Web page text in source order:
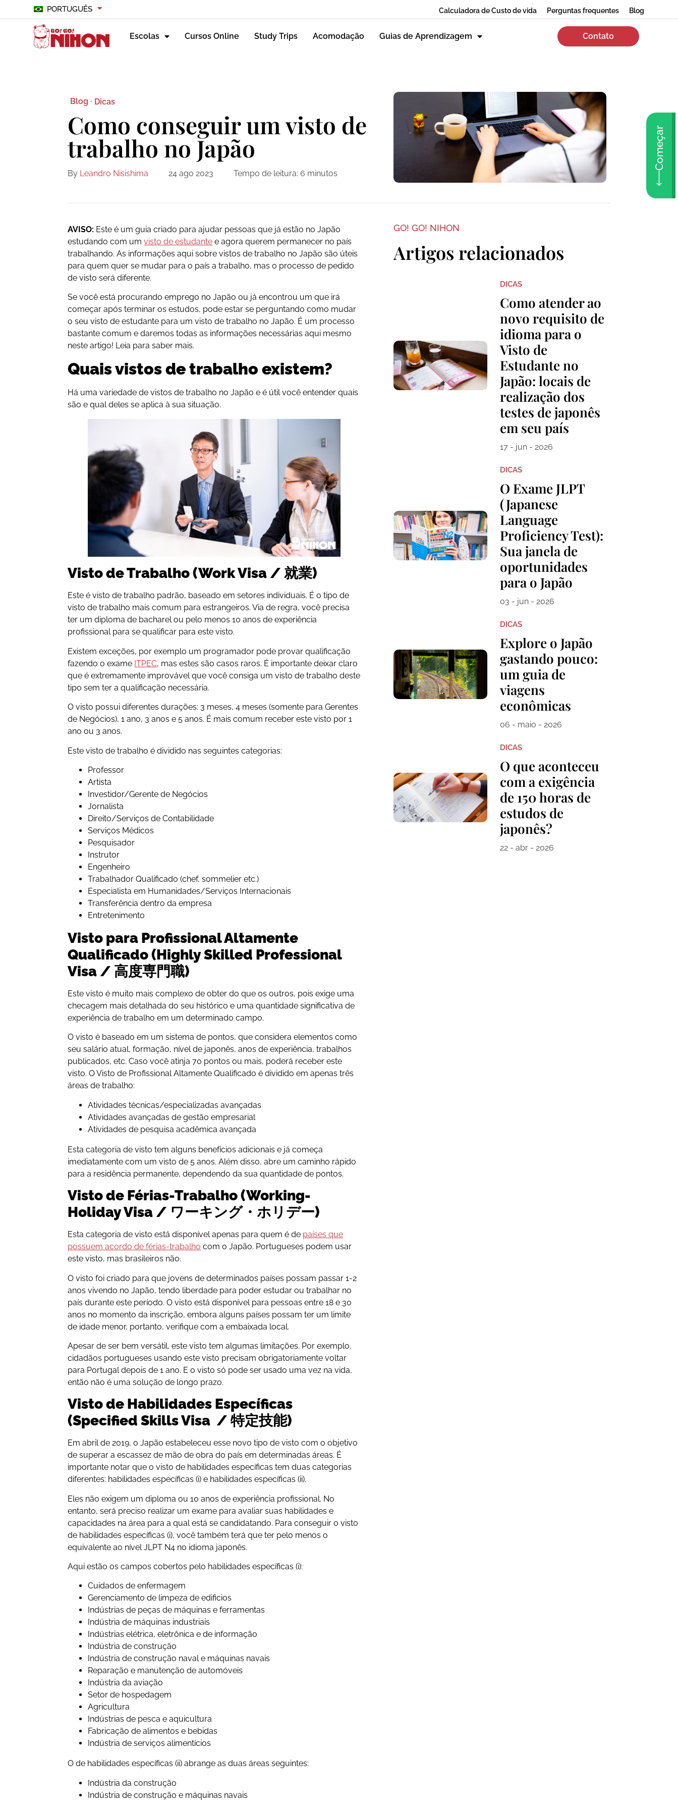
PORTUGUÊS Calculadora de Custo de vida Perguntas frequentes Blog
Escolas Cursos Online Study Trips Acomodação Guias de Aprendizagem Contato
Começar
Blog · Dicas
Como conseguir um visto de
trabalho no Japão
By Leandro Nisishima 24 ago 2023 Tempo de leitura: 6 minutos
AVISO: Este é um guia criado para ajudar pessoas que já estão no Japão
estudando com umvisto de estudante e agora querem permanecer no país
trabalhando. As informações aqui sobre vistos de trabalho no Japão são úteis
para quem quer se mudar para o país a trabalho, mas o processo de pedido
de visto será diferente.
Se você está procurando emprego no Japão ou já encontrou um que irá
começar após terminar os estudos, pode estar se perguntando como mudar
o seu visto de estudante para um visto de trabalho no Japão. É um processo
bastante comum e daremos todas as informações necessárias aqui mesmo
neste artigo! Leia para saber mais.
Quais vistos de trabalho existem?
Há uma variedade de vistos de trabalho no Japão e é útil você entender quais
são e qual deles se aplica à sua situação.
Visto de Trabalho(Work Visa / 就業)
Este é visto de trabalho padrão, baseado em setores individuais. É o tipo de
visto de trabalho mais comum para estrangeiros. Via de regra, você precisa
ter um diploma de bacharel ou pelo menos 10 anos de experiência
profissional para se qualificar para este visto.
Existem exceções, por exemplo um programador pode provar qualificação
fazendo o exame ITPEC, mas estes são casos raros. É importante deixar claro
que é extremamente improvável que você consiga um visto de trabalho deste
tipo sem ter a qualificação necessária.
O visto possui diferentes durações: 3 meses, 4 meses (somente para Gerentes
de Negócios), 1 ano, 3 anos e 5 anos. É mais comum receber este visto por 1
ano ou 3 anos.
Este visto de trabalho é dividido nas seguintes categorias:
Professor
Artista
Investidor/Gerente de Negócios
Jornalista
Direito/Serviços de Contabilidade
Serviços Médicos
Pesquisador
Instrutor
Engenheiro
Trabalhador Qualificado (chef, sommelier etc.)
Especialista em Humanidades/Serviços Internacionais
Transferência dentro da empresa
Entretenimento
Visto para Profissional Altamente
Qualificado (Highly Skilled Professional
Visa / 高度専門職)
Este visto é muito mais complexo de obter do que os outros, pois exige uma
checagem mais detalhada do seu histórico e uma quantidade significativa de
experiência de trabalho em um determinado campo.
O visto é baseado em um sistema de pontos, que considera elementos como
seu salário atual, formação, nível de japonês, anos de experiência, trabalhos
publicados, etc. Caso você atinja 70 pontos ou mais, poderá receber este
visto. O Visto de Profissional Altamente Qualificado é dividido em apenas três
áreas de trabalho:
Atividades técnicas/especializadas avançadas
Atividades avançadas de gestão empresarial
Atividades de pesquisa acadêmica avançada
Esta categoria de visto tem alguns benefícios adicionais e já começa
imediatamente com um visto de 5 anos. Além disso, abre um caminho rápido
para a residência permanente, dependendo da sua quantidade de pontos.
Visto de Férias-Trabalho(Working-
Holiday Visa / ワーキング・ホリデー)
Esta categoria de visto está disponível apenas para quem é de países que
possuem acordo de férias-trabalho com o Japão. Portugueses podem usar
este visto, mas brasileiros não.
O visto foi criado para que jovens de determinados países possam passar 1-2
anos vivendo no Japão, tendo liberdade para poder estudar ou trabalhar no
país durante este período. O visto está disponível para pessoas entre 18 e 30
anos no momento da inscrição, embora alguns países possam ter um limite
de idade menor, portanto, verifique com a embaixada local.
Apesar de ser bem versátil, este visto tem algumas limitações. Por exemplo,
cidadãos portugueses usando este visto precisam obrigatoriamente voltar
para Portugal depois de 1 ano. E o visto só pode ser usado uma vez na vida,
então não é uma solução de longo prazo.
Visto de Habilidades Específicas
(Specified Skills Visa / 特定技能)
Em abril de 2019, o Japão estabeleceu esse novo tipo de visto com o objetivo
de superar a escassez de mão de obra do país em determinadas áreas. É
importante notar que o visto de habilidades específicas tem duas categorias
diferentes: habilidades específicas (i) e habilidades específicas (ii).
Eles não exigem um diploma ou 10 anos de experiência profissional. No
entanto, será preciso realizar um exame para avaliar suas habilidades e
capacidades na área para a qual está se candidatando. Para conseguir o visto
de habilidades específicas (i), você também terá que ter pelo menos o
equivalente ao nível JLPT N4 no idioma japonês.
Aqui estão os campos cobertos pelo habilidades específicas (i):
Cuidados de enfermagem
Gerenciamento de limpeza de edificios
Indústrias de peças de máquinas e ferramentas
Indústria de máquinas industriais
Indústrias elétrica, eletrônica e de informação
Indústria de construção
Indústria de construção naval e máquinas navais
Reparação e manutenção de automóveis
Indústria da aviação
Setor de hospedagem
Agricultura
Indústrias de pesca e aquicultura
Fabricação de alimentos e bebidas
Indústria de serviços alimentícios
O de habilidades específicas (ii) abrange as duas áreas seguintes:
Indústria da construção
Indústria de construção e máquinas navais
GO! GO! NIHON
Artigos relacionados
DICAS
Como atender ao
novo requisito de
idioma para o
Visto de
Estudante no
Japão: locais de
realização dos
testes de japonês
em seu país
17 - jun - 2026
DICAS
O Exame JLPT
(Japanese
Language
Proficiency Test):
Sua janela de
oportunidades
para o Japão
03 - jun - 2026
DICAS
Explore o Japão
gastando pouco:
um guia de
viagens
econômicas
06 - maio - 2026
DICAS
O que aconteceu
com a exigência
de 150 horas de
estudos de
japonês?
22 - abr - 2026